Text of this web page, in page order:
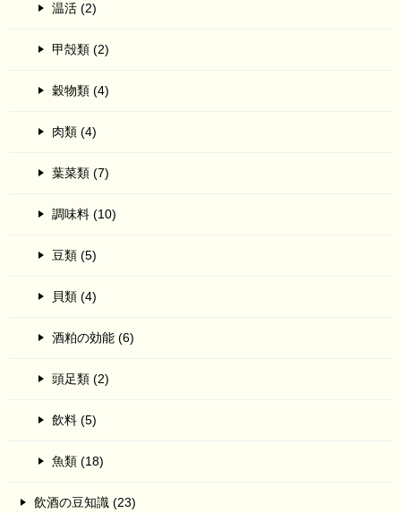
温活 (2)
甲殻類 (2)
穀物類 (4)
肉類 (4)
葉菜類 (7)
調味料 (10)
豆類 (5)
貝類 (4)
酒粕の効能 (6)
頭足類 (2)
飲料 (5)
魚類 (18)
飲酒の豆知識 (23)